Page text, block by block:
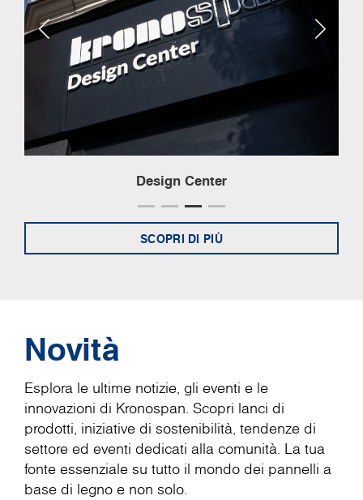
Design Center
SCOPRI DI PIÙ
Novità
Esplora le ultime notizie, gli eventi e le
innovazioni di Kronospan. Scopri lanci di
prodotti, iniziative di sostenibilità, tendenze di
settore ed eventi dedicati alla comunità. La tua
fonte essenziale su tutto il mondo dei pannelli a
base di legno e non solo.